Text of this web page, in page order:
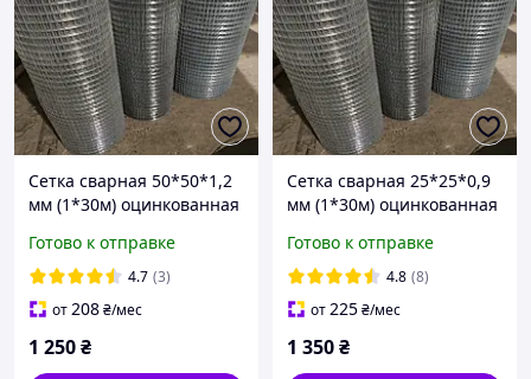
Сетка сварная 50*50*1,2
мм (1*30м) оцинкованная
Готово к отправке
4.7 (3)
от208₴/мес
1 250₴
Сетка сварная 25*25*0,9
мм (1*30м) оцинкованная
Готово к отправке
4.8 (8)
от225₴/мес
1 350₴